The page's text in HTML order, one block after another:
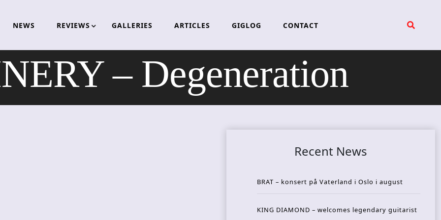
NEWS REVIEWS GALLERIES ARTICLES GIGLOG CONTACT
– Degeneration
Recent News
BRAT – konsert på Vaterland i Oslo i august
KING DIAMOND – welcomes legendary guitarist